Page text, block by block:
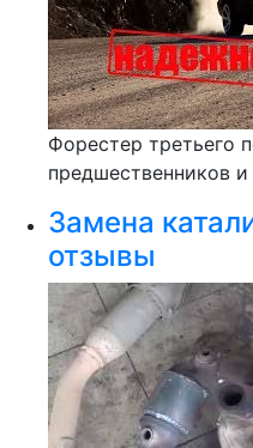
Форестер третьего
предшественников
Замена
отзывы